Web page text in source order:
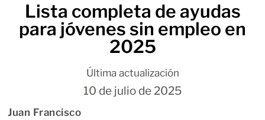
Lista completa de ayudas
para jóvenes sin empleo en
2025
Última actualización
10 de julio de 2025
Juan Francisco